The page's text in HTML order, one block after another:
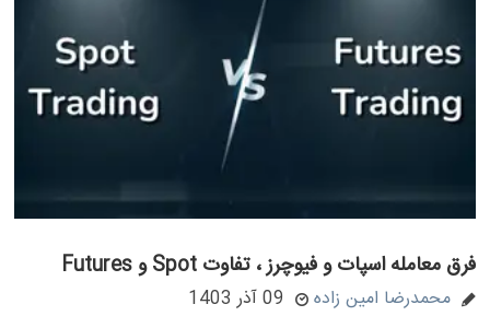
فرق معامله اسپات و فیوچرز ، تفاوت Spot و Futures
محمدرضا امین زاده 09 آذر 1403